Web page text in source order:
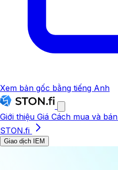
Xem bản gốc bằng tiếng Anh
Giới thiệu Giá Cách mua và bán
STON.fi
Giao dịch IEM